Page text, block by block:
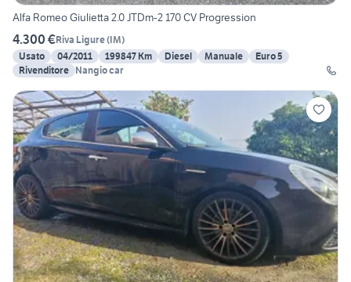
Alfa Romeo Giulietta 2.0 JTDm-2 170 CV Progression
4.300 €Riva Ligure(IM)
Usato
04/2011 199847 Km Diesel Manuale
Euro 5
Rivenditore Nangio car